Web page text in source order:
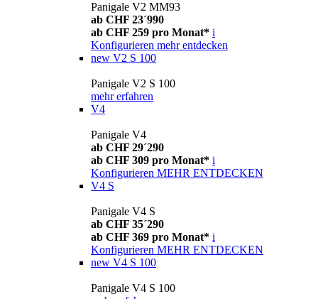
Panigale V2 MM93
ab CHF 23´990
ab CHF 259 pro Monat* i
Konfigurieren mehr entdecken
new V2 S 100
Panigale V2 S 100
mehr erfahren
V4
Panigale V4
ab CHF 29´290
ab CHF 309 pro Monat* i
Konfigurieren MEHR ENTDECKEN
V4 S
Panigale V4 S
ab CHF 35´290
ab CHF 369 pro Monat* i
Konfigurieren MEHR ENTDECKEN
new V4 S 100
Panigale V4 S 100